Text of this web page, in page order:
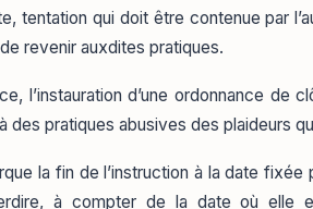
tentation qui doit être contenue par
revenir auxdites pratiques.
l’instauration d’une ordonnance de
des pratiques abusives des plaideurs
la fin de l’instruction à la date
à compter de la date où elle